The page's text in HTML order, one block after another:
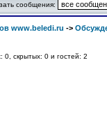
сообщения:
www.beledi.ru ->
0, скрытых: 0 и гостей: 2